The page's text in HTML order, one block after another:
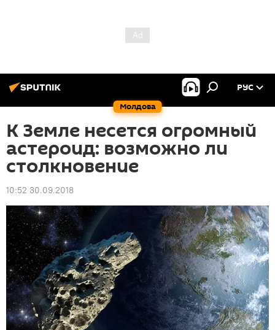
Молдова
РУС
К Земле несется огромный
астероид: возможно ли
столкновение
10:52 30.09.2018